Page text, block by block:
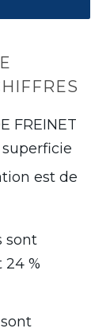
FREINET
superficie
est de
sont
24 %